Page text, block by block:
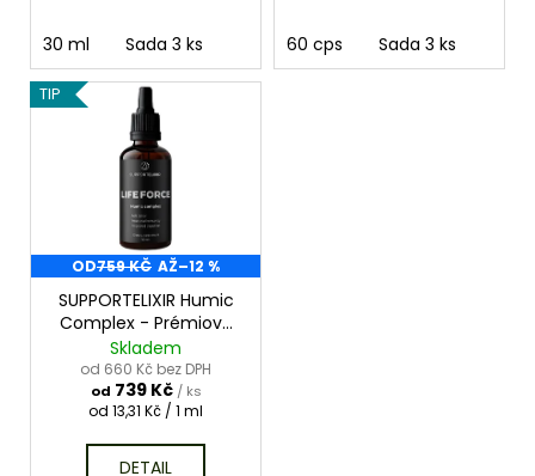
30 ml Sada 3 ks 60 cps Sada 3 ks
TIP
OD759 KČ AŽ–12 %
SUPPORTELIXIR Humic
Complex - Prémiová
péče o vaši přirozenou
rovnováhu
Skladem
od 660 Kč bez DPH
od 739 Kč / ks
Měrná
od 13,31 Kč / 1 ml
DETAIL